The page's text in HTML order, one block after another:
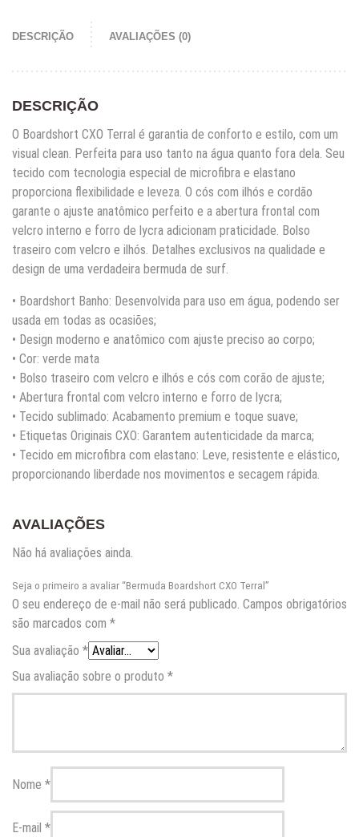
DESCRIÇÃO AVALIAÇÕES (0)
DESCRIÇÃO
O Boardshort CXO Terral é garantia de conforto e estilo, com um
visual clean. Perfeita para uso tanto na água quanto fora dela. Seu
tecido com tecnologia especial de microfibra e elastano
proporciona flexibilidade e leveza. O cós com ilhós e cordão
garante o ajuste anatômico perfeito e a abertura frontal com
velcro interno e forro de lycra adicionam praticidade. Bolso
traseiro com velcro e ilhós. Detalhes exclusivos na qualidade e
design de uma verdadeira bermuda de surf.
• Boardshort Banho: Desenvolvida para uso em água, podendo ser
usada em todas as ocasiões;
• Design moderno e anatômico com ajuste preciso ao corpo;
• Cor: verde mata
• Bolso traseiro com velcro e ilhós e cós com corão de ajuste;
• Abertura frontal com velcro interno e forro de lycra;
• Tecido sublimado: Acabamento premium e toque suave;
• Etiquetas Originais CXO: Garantem autenticidade da marca;
• Tecido em microfibra com elastano: Leve, resistente e elástico,
proporcionando liberdade nos movimentos e secagem rápida.
AVALIAÇÕES
Não há avaliações ainda.
Seja o primeiro a avaliar “Bermuda Boardshort CXO Terral”
O seu endereço de e-mail não será publicado. Campos obrigatórios
são marcados com *
Sua avaliação *
Sua avaliação sobre o produto *
Nome *
E-mail *